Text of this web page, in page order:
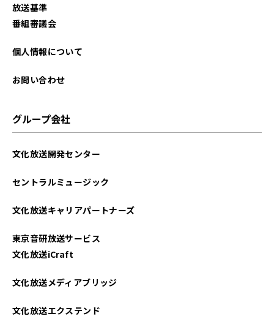
放送基準
番組審議会
個人情報について
お問い合わせ
グループ会社
文化放送開発センター
セントラルミュージック
文化放送キャリアパートナーズ
東京音研放送サービス
文化放送iCraft
文化放送メディアブリッジ
文化放送エクステンド